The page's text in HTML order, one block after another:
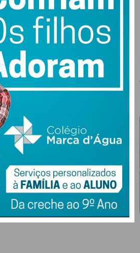
Corrida ao futebol
estrangeiro já entra
na Liga 3 e atrai
clubes
7 DE AGOSTO 2026